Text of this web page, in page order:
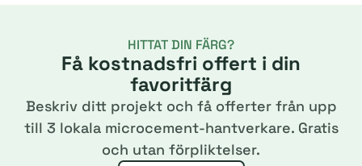
HITTAT DIN FÄRG?
Få kostnadsfri offert i din
favoritfärg
Beskriv ditt projekt och få offerter från upp
till 3 lokala microcement-hantverkare. Gratis
och utan förpliktelser.